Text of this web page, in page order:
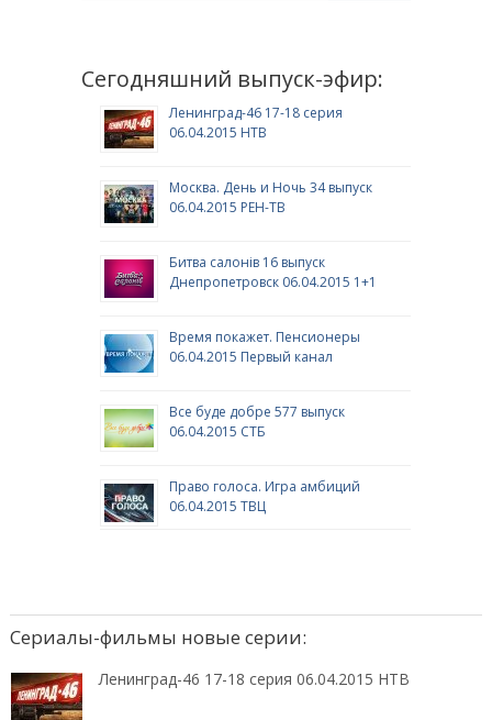
Сегодняшний выпуск-эфир:
Ленинград-46 17-18 серия
06.04.2015 НТВ
Москва. День и Ночь 34 выпуск
06.04.2015 РЕН-ТВ
Битва салонів 16 выпуск
Днепропетровск 06.04.2015 1+1
Время покажет. Пенсионеры
06.04.2015 Первый канал
Все буде добре 577 выпуск
06.04.2015 СТБ
Право голоса. Игра амбиций
06.04.2015 ТВЦ
Сериалы-фильмы новые серии:
Ленинград-46 17-18 серия 06.04.2015 НТВ